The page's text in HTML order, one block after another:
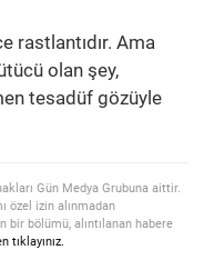
rastlantıdır. Ama
olan şey,
tesadüf gözüyle
Gün Medya Grubuna aittir.
özel izin alınmadan
bir bölümü, alıntılanan habere
tıklayınız.